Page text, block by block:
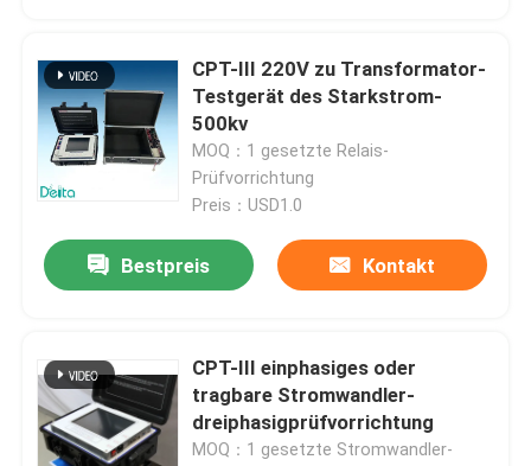
CPT-III 220V zu Transformator-
Testgerät des Starkstrom-
500kv
MOQ：1 gesetzte Relais-
Prüfvorrichtung
Preis：USD1.0
Bestpreis Kontakt
CPT-III einphasiges oder
tragbare Stromwandler-
dreiphasigprüfvorrichtung
MOQ：1 gesetzte Stromwandler-